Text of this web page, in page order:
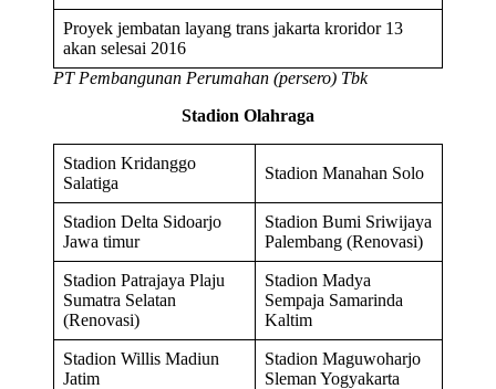
Proyek jembatan layang trans jakarta kroridor 13
akan selesai 2016
PT Pembangunan Perumahan (persero) Tbk
Stadion Olahraga
Stadion Kridanggo
Salatiga
Stadion Manahan Solo
Stadion Delta Sidoarjo
Jawa timur
Stadion Bumi Sriwijaya
Palembang (Renovasi)
Stadion Patrajaya Plaju
Sumatra Selatan
(Renovasi)
Stadion Madya
Sempaja Samarinda
Kaltim
Stadion Willis Madiun
Jatim
Stadion Maguwoharjo
Sleman Yogyakarta